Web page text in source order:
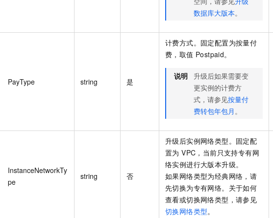
数据库大版本。
PayType string 是
计费方式。固定配置为按量付
费，取值 Postpaid。
说明
升级后如果需要变
更实例的计费方
式，请参见按量付
费转包年包月 。
InstanceNetworkTy
pe
string 否
升级后实例网络类型。固定配
置为 VPC，当前只支持专有网
络实例进行大版本升级。
如果网络类型为经典网络，请
先切换为专有网络。关于如何
查看或切换网络类型，请参见
切换网络类型。